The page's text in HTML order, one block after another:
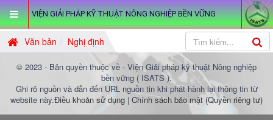
VIỆN GIẢI PHÁP KỸ THUẬT NÔNG NGHIỆP BỀN VỮNG
Văn bản Nghị định
© 2023 - Bản quyền thuộc về - Viện Giải pháp kỹ thuật Nông nghiệp
bền vững ( ISATS ).
Ghi rõ nguồn và dẫn đến URL nguồn tin khi phát hành lại thông tin từ
website này.Điều khoản sử dụng | Chính sách bảo mật (Quyền riêng tư)